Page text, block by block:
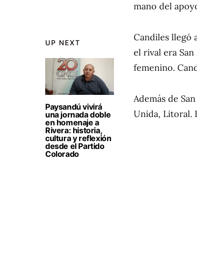
UP NEXT
Paysandú vivirá
una jornada doble
en homenaje a
Rivera: historia,
cultura y reflexión
desde el Partido
Colorado
mano del
Candiles llegó
el rival era
femenino.
Además de
Unida, Litoral.